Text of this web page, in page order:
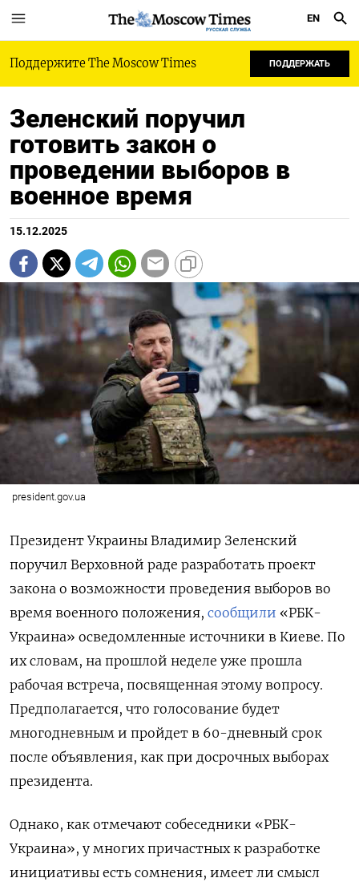
РУССКАЯ СЛУЖБА
EN
Поддержите The Moscow Times ПОДДЕРЖАТЬ
Зеленский поручил
готовить закон о
проведении выборов в
военное время
15.12.2025
president.gov.ua
Президент Украины Владимир Зеленский
поручил Верховной раде разработать проект
закона о возможности проведения выборов во
время военного положения, сообщили «РБК-
Украина» осведомленные источники в Киеве. По
их словам, на прошлой неделе уже прошла
рабочая встреча, посвященная этому вопросу.
Предполагается, что голосование будет
многодневным и пройдет в 60-дневный срок
после объявления, как при досрочных выборах
президента.
Однако, как отмечают собеседники «РБК-
Украина», у многих причастных к разработке
инициативы есть сомнения, имеет ли смысл